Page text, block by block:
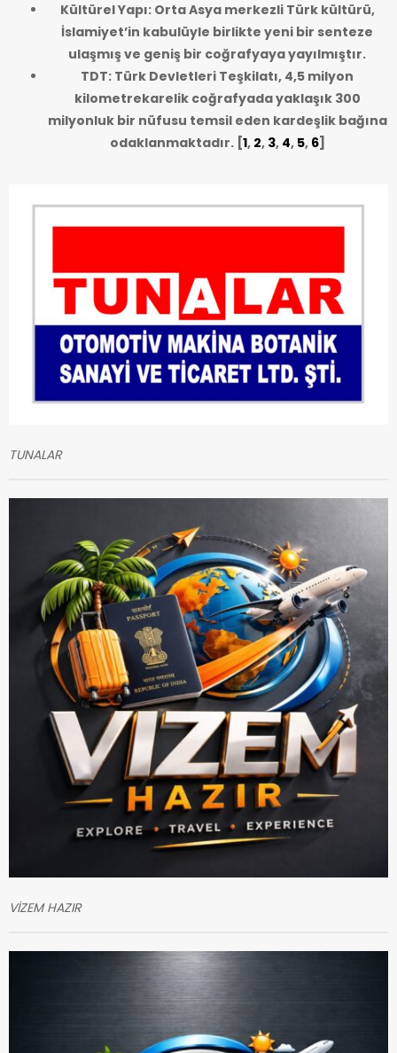
Kültürel Yapı: Orta Asya merkezli Türk kültürü,
İslamiyet’in kabulüyle birlikte yeni bir senteze
ulaşmış ve geniş bir coğrafyaya yayılmıştır.
TDT: Türk Devletleri Teşkilatı, 4,5 milyon
kilometrekarelik coğrafyada yaklaşık 300
milyonluk bir nüfusu temsil eden kardeşlik bağına
odaklanmaktadır.[1, 2, 3, 4, 5, 6]
TUNALAR
VİZEM HAZIR